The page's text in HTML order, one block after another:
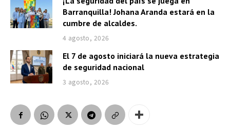
Barranquilla! Johana Aranda estará en la
cumbre de alcaldes.
4 agosto, 2026
El 7 de agosto iniciará la nueva estrategia
de seguridad nacional
3 agosto, 2026